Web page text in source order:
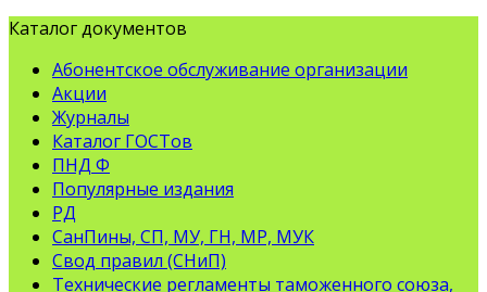
Каталог документов
Абонентское обслуживание организации
Акции
Журналы
Каталог ГОСТов
ПНД Ф
Популярные издания
РД
СанПины, СП, МУ, ГН, МР, МУК
Свод правил (СНиП)
Технические регламенты таможенного союза,